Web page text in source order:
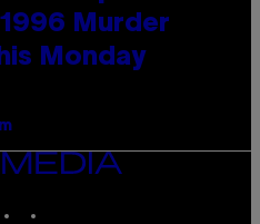
1996 Murder
Monday